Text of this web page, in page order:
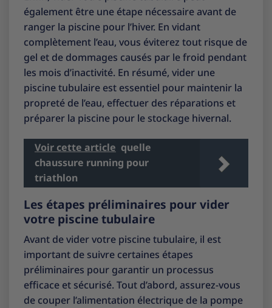
également être une étape nécessaire avant de
ranger la piscine pour l’hiver. En vidant
complètement l’eau, vous éviterez tout risque de
gel et de dommages causés par le froid pendant
les mois d’inactivité. En résumé, vider une
piscine tubulaire est essentiel pour maintenir la
propreté de l’eau, effectuer des réparations et
préparer la piscine pour le stockage hivernal.
Voir cette article quelle
chaussure running pour
triathlon
Les étapes préliminaires pour vider
votre piscine tubulaire
Avant de vider votre piscine tubulaire, il est
important de suivre certaines étapes
préliminaires pour garantir un processus
efficace et sécurisé. Tout d’abord, assurez-vous
de couper l’alimentation électrique de la pompe